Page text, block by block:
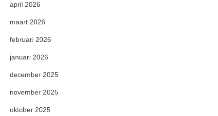
april 2026
maart 2026
februari 2026
januari 2026
december 2025
november 2025
oktober 2025